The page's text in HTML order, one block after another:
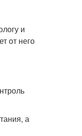
и
от него
а